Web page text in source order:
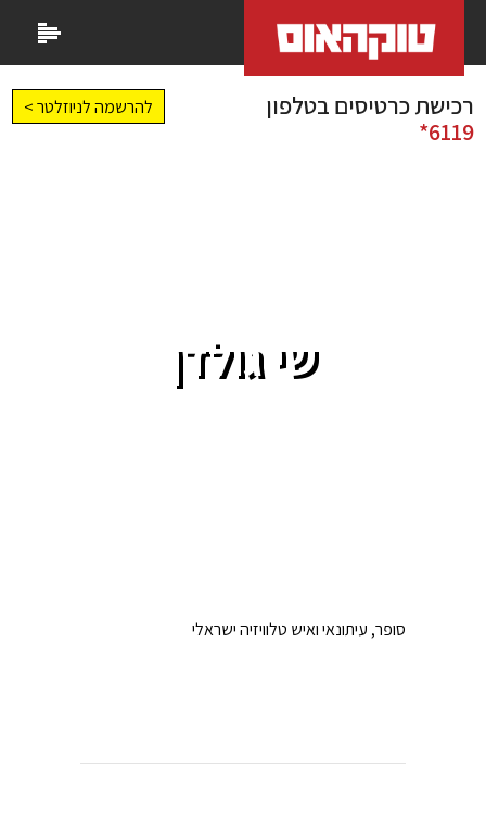
רכישת כרטיסים בטלפון
6119*
להרשמה לניוזלטר >
שי גולדן
סופר, עיתונאי ואיש טלוויזיה ישראלי